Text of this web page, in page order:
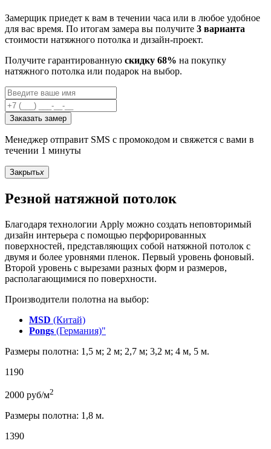
Замерщик приедет к вам в течении часа или в любое удобное
для вас время. По итогам замера вы получите 3 варианта
стоимости натяжного потолка и дизайн-проект.
Получите гарантированную скидку 68% на покупку
натяжного потолка или подарок на выбор.
Заказать замер
Менеджер отправит SMS с промокодом и свяжется с вами в
течении 1 минуты
Закрытьx
Резной натяжной потолок
Благодаря технологии Apply можно создать неповторимый
дизайн интерьера с помощью перфорированных
поверхностей, представляющих собой натяжной потолок с
двумя и более уровнями пленок. Первый уровень фоновый.
Второй уровень с вырезами разных форм и размеров,
располагающимися по поверхности.
Производители полотна на выбор:
MSD (Китай)
Pongs (Германия)"
Размеры полотна: 1,5 м; 2 м; 2,7 м; 3,2 м; 4 м, 5 м.
1190
2000 руб/м2
Размеры полотна: 1,8 м.
1390